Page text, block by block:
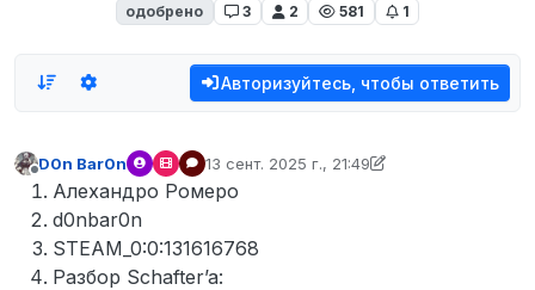
одобрено
3 2 581 1
Авторизуйтесь, чтобы ответить
Не в сети
D0n Bar0n 13 сент. 2025 г., 21:49
отредактировано p0wer
Алехандро Ромеро
d0nbar0n
STEAM_0:0:131616768
Разбор Schafter’a: